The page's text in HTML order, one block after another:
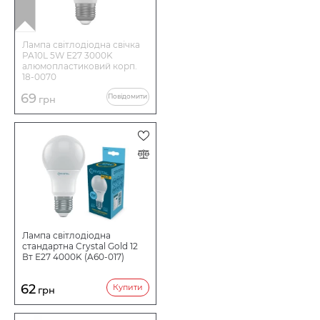
Лампа світлодіодна свічка
PA10L 5W E27 3000K
алюмопластиковий корп.
18-0070
69 грн Повідомити
Лампа світлодіодна
стандартна Crystal Gold 12
Вт Е27 4000K (A60-017)
62 грн Купити